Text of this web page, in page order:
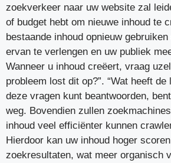
zoekverkeer naar uw website zal
of budget hebt om nieuwe inhoud te
bestaande inhoud opnieuw
ervan te verlengen en uw publiek
Wanneer u inhoud creëert, vraag
probleem lost dit op?”. “Wat heeft de
deze vragen kunt beantwoorden,
weg. Bovendien zullen
inhoud veel efficiënter kunnen
Hierdoor kan uw inhoud hoger
zoekresultaten, wat meer organisch